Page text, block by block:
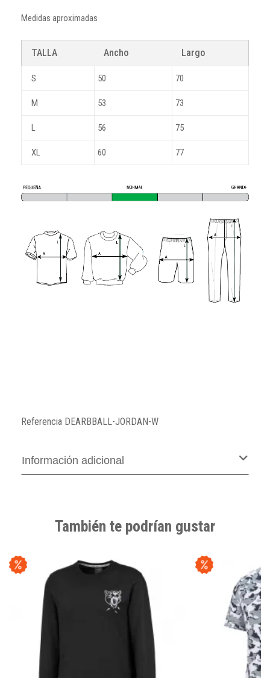
Medidas aproximadas
TALLA Ancho Largo
S 50 70
M 53 73
L 56 75
XL 60 77
Referencia DEARBBALL-JORDAN-W
Información adicional
También te podrían gustar